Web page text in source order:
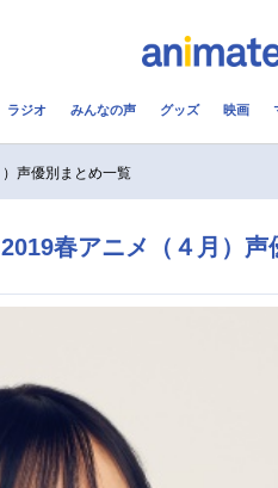
コスプレ
アニメ映画一覧
ラジオ みんなの声 グッズ 映画
声優別まとめ一覧
春アニメ（４月）声